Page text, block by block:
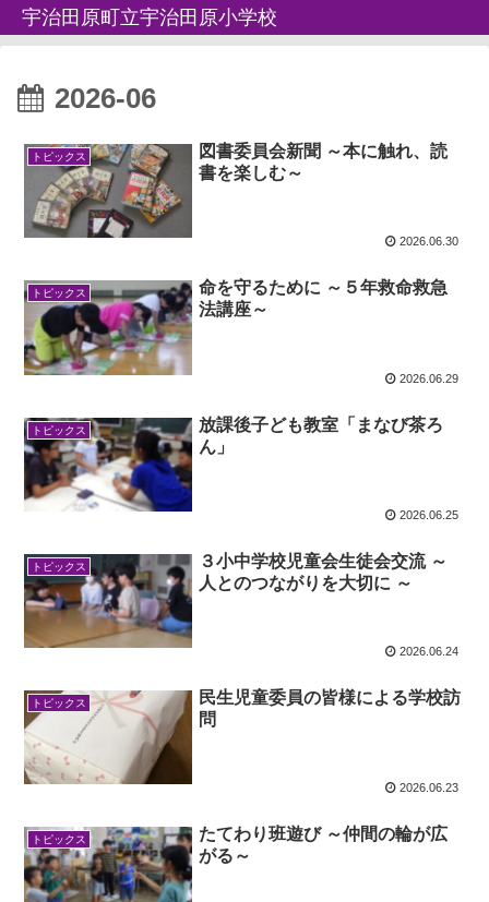
宇治田原町立宇治田原小学校
2026-06
トピックス
図書委員会新聞 ～本に触れ、読
書を楽しむ～
2026.06.30
トピックス
命を守るために ～５年救命救急
法講座～
2026.06.29
トピックス
放課後子ども教室「まなび茶ろ
ん」
2026.06.25
トピックス
３小中学校児童会生徒会交流 ～
人とのつながりを大切に ～
2026.06.24
トピックス
民生児童委員の皆様による学校訪
問
2026.06.23
トピックス
たてわり班遊び ～仲間の輪が広
がる～